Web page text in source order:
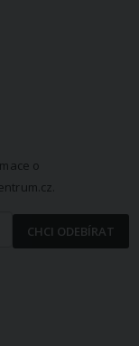
o
CHCI ODEBÍRAT